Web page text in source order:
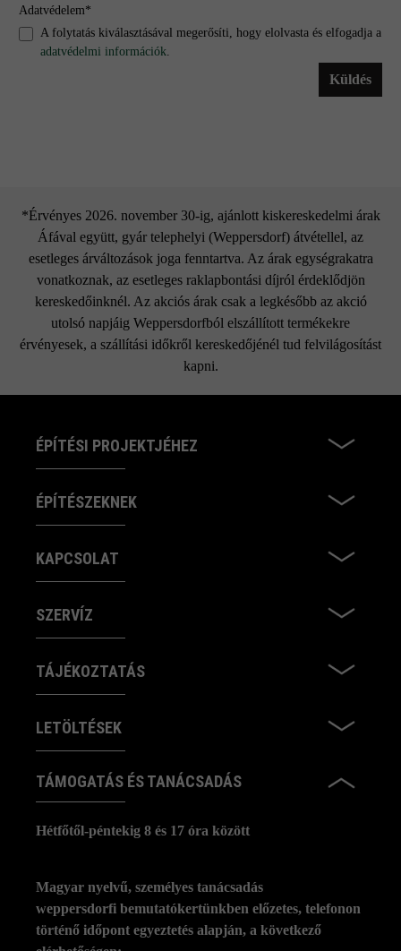
Adatvédelem*
A folytatás kiválasztásával megerősíti, hogy elolvasta és elfogadja a
adatvédelmi információk
Küldés
*Érvényes 2026. november 30-ig, ajánlott kiskereskedelmi árak
Áfával együtt, gyár telephelyi (Weppersdorf) átvétellel, az
esetleges árváltozások joga fenntartva. Az árak egységrakatra
vonatkoznak, az esetleges raklapbontási díjról érdeklődjön
kereskedőinknél. Az akciós árak csak a legkésőbb az akció
utolsó napjáig Weppersdorfból elszállított termékekre
érvényesek, a szállítási időkről kereskedőjénél tud felvilágosítást
kapni.
ÉPÍTÉSI PROJEKTJÉHEZ
ÉPÍTÉSZEKNEK
KAPCSOLAT
SZERVÍZ
TÁJÉKOZTATÁS
LETÖLTÉSEK
TÁMOGATÁS ÉS TANÁCSADÁS
Hétfőtől-péntekig 8 és 17 óra között
Magyar nyelvű, személyes tanácsadás
weppersdorfi bemutatókertünkben előzetes, telefonon
történő időpont egyeztetés alapján, a következő